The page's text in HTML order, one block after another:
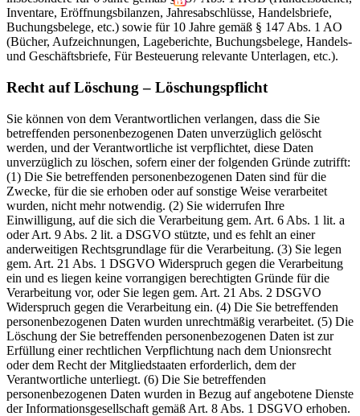
Inventare, Eröffnungsbilanzen, Jahresabschlüsse, Handelsbriefe,
Buchungsbelege, etc.) sowie für 10 Jahre gemäß § 147 Abs. 1 AO
(Bücher, Aufzeichnungen, Lageberichte, Buchungsbelege, Handels-
und Geschäftsbriefe, Für Besteuerung relevante Unterlagen, etc.).
Recht auf Löschung – Löschungspflicht
Sie können von dem Verantwortlichen verlangen, dass die Sie
betreffenden personenbezogenen Daten unverzüglich gelöscht
werden, und der Verantwortliche ist verpflichtet, diese Daten
unverzüglich zu löschen, sofern einer der folgenden Gründe zutrifft:
(1) Die Sie betreffenden personenbezogenen Daten sind für die
Zwecke, für die sie erhoben oder auf sonstige Weise verarbeitet
wurden, nicht mehr notwendig. (2) Sie widerrufen Ihre
Einwilligung, auf die sich die Verarbeitung gem. Art. 6 Abs. 1 lit. a
oder Art. 9 Abs. 2 lit. a DSGVO stützte, und es fehlt an einer
anderweitigen Rechtsgrundlage für die Verarbeitung. (3) Sie legen
gem. Art. 21 Abs. 1 DSGVO Widerspruch gegen die Verarbeitung
ein und es liegen keine vorrangigen berechtigten Gründe für die
Verarbeitung vor, oder Sie legen gem. Art. 21 Abs. 2 DSGVO
Widerspruch gegen die Verarbeitung ein. (4) Die Sie betreffenden
personenbezogenen Daten wurden unrechtmäßig verarbeitet. (5) Die
Löschung der Sie betreffenden personenbezogenen Daten ist zur
Erfüllung einer rechtlichen Verpflichtung nach dem Unionsrecht
oder dem Recht der Mitgliedstaaten erforderlich, dem der
Verantwortliche unterliegt. (6) Die Sie betreffenden
personenbezogenen Daten wurden in Bezug auf angebotene Dienste
der Informationsgesellschaft gemäß Art. 8 Abs. 1 DSGVO erhoben.